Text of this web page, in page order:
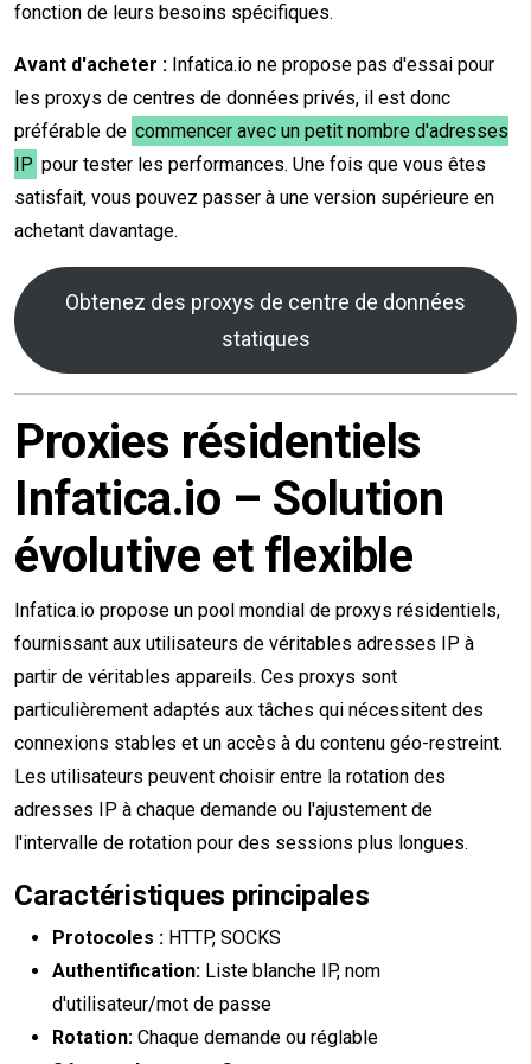
fonction de leurs besoins spécifiques.
Avant d'acheter : Infatica.io ne propose pas d'essai pour
les proxys de centres de données privés, il est donc
préférable de commencer avec un petit nombre d'adresses
IP pour tester les performances. Une fois que vous êtes
satisfait, vous pouvez passer à une version supérieure en
achetant davantage.
Obtenez des proxys de centre de données
statiques
Proxies résidentiels
Infatica.io – Solution
évolutive et flexible
Infatica.io propose un pool mondial de proxys résidentiels,
fournissant aux utilisateurs de véritables adresses IP à
partir de véritables appareils. Ces proxys sont
particulièrement adaptés aux tâches qui nécessitent des
connexions stables et un accès à du contenu géo-restreint.
Les utilisateurs peuvent choisir entre la rotation des
adresses IP à chaque demande ou l'ajustement de
l'intervalle de rotation pour des sessions plus longues.
Caractéristiques principales
Protocoles : HTTP, SOCKS
Authentification: Liste blanche IP, nom
d'utilisateur/mot de passe
Rotation: Chaque demande ou réglable